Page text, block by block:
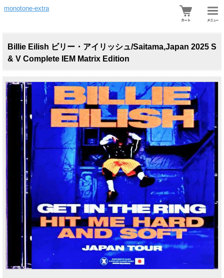
monotone-extra
Billie Eilish ビリー・アイリッシュ/Saitama,Japan 2025 S
& V Complete IEM Matrix Edition